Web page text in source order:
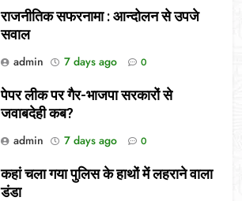
राजनीतिक सफरनामा : आन्दोलन से उपजे
सवाल
admin
7 days ago 0
पेपर लीक पर गैर-भाजपा सरकारों से
जवाबदेही कब?
admin
7 days ago 0
कहां चला गया पुलिस के हाथों में लहराने वाला
डंडा